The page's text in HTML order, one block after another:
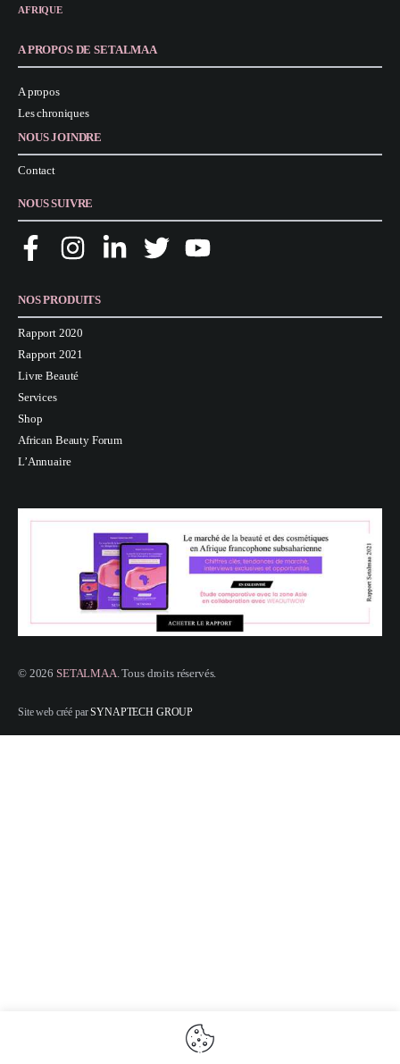
AFRIQUE
A PROPOS DE SETALMAA
A propos
Les chroniques
NOUS JOINDRE
Contact
NOUS SUIVRE
NOS PRODUITS
Rapport 2020
Rapport 2021
Livre Beauté
Services
Shop
African Beauty Forum
L’Annuaire
© 2026 SETALMAA. Tous droits réservés.
Site web créé parSYNAPTECH GROUP